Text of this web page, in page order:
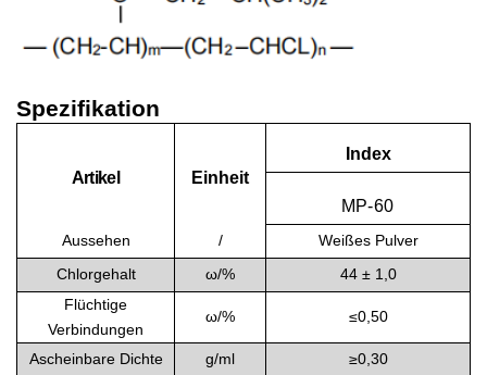
Spezifikation
Artikel Einheit
Index
MP-60
Aussehen /
Weißes Pulver
Chlorgehalt
ω/%
44 ± 1,0
Flüchtige
Verbindungen
ω/% ≤0,50
Ascheinbare Dichte g/ml ≥0,30